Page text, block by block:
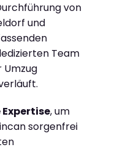
von
und
Team
Umzug
Expertise, um
sorgenfrei